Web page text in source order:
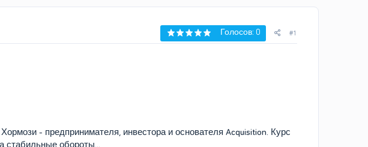
Голосов: 0 #1
- предпринимателя, инвестора и основателя Acquisition. Курс
стабильные обороты...